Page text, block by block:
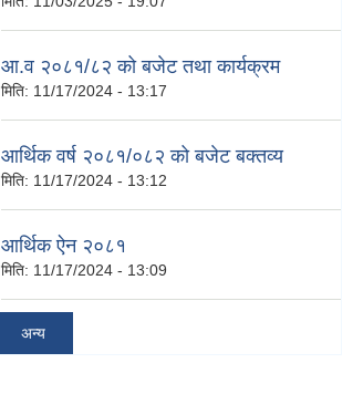
आ.व २०८१/८२ को बजेट तथा कार्यक्रम
मिति: 11/17/2024 - 13:17
आर्थिक वर्ष २०८१/०८२ को बजेट बक्तव्य
मिति: 11/17/2024 - 13:12
आर्थिक ऐन २०८१
मिति: 11/17/2024 - 13:09
अन्य